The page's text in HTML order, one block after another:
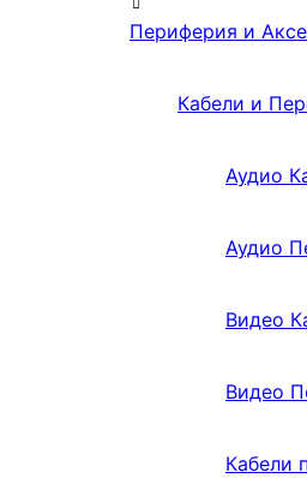
Периферия и
Кабели и
Аудио
Аудио
Видео
Видео
Кабели